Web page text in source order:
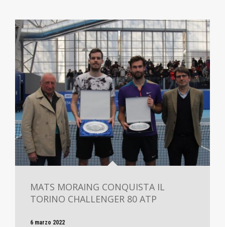
MATS MORAING CONQUISTA IL
TORINO CHALLENGER 80 ATP
6 marzo 2022